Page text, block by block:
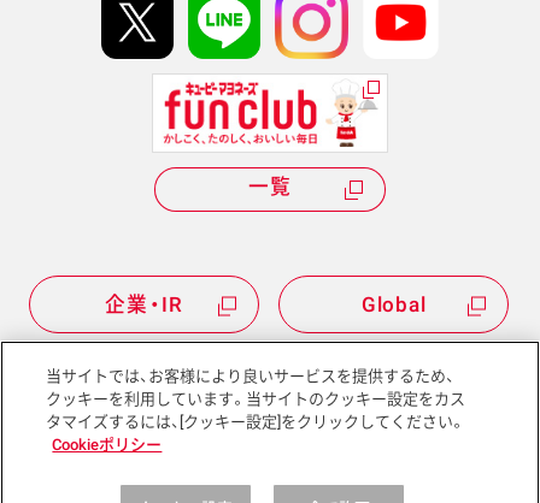
企業・IR Global
Hi! kewpieについて
Qummyについて
一覧
サイトマップ サイトポリシー
当サイトでは、お客様により良いサービスを提供するため、
クッキーを利用しています。当サイトのクッキー設定をカス
タマイズするには、[クッキー設定]をクリックしてください。
Cookieポリシー